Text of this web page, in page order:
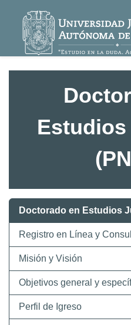
Doctorado en Estudios
Registro en Línea y
Misión y Visión
Objetivos general y
Perfil de Igreso